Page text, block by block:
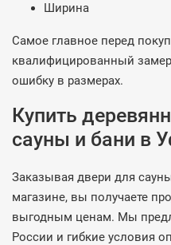
Ширина
Самое главное перед
квалифицированный
ошибку в размерах.
Купить
сауны и бани в
Заказывая двери для
магазине, вы получаете
выгодным ценам. Мы
России и гибкие условия